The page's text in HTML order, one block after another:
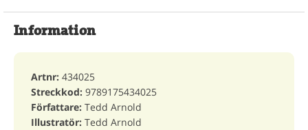
Information
Artnr: 434025
Streckkod: 9789175434025
Författare: Tedd Arnold
Illustratör: Tedd Arnold